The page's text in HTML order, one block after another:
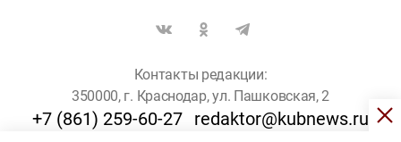
Контакты редакции:
350000, г. Краснодар, ул. Пашковская, 2
+7 (861) 259-60-27 redaktor@kubnews.ru